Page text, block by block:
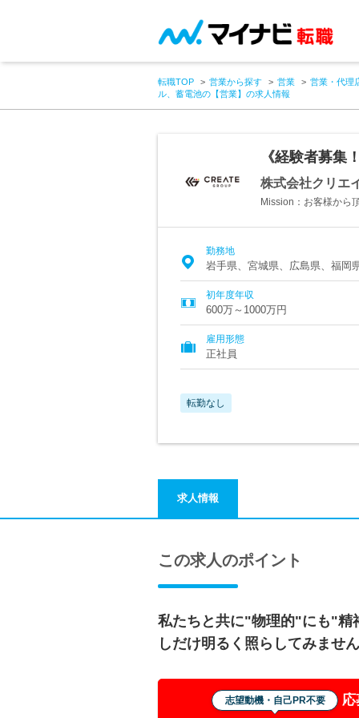
転職TOP 営業から探す 営業
営業・代理
ル、蓄電池の【営業】の求人情報
《経験者募集
株式会社クリエ
Mission：お客様から
勤務地
岩手県、宮城県、広島県、福岡
初年度年収
600万～1000万円
雇用形態
正社員
転勤なし
求人情報
この求人のポイント
私たちと共に"物理的"にも"精
しだけ明るく照らしてみませ
志望動機・自己PR不要